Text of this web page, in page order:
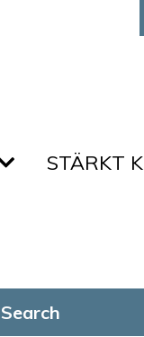
STÄRKT
Search